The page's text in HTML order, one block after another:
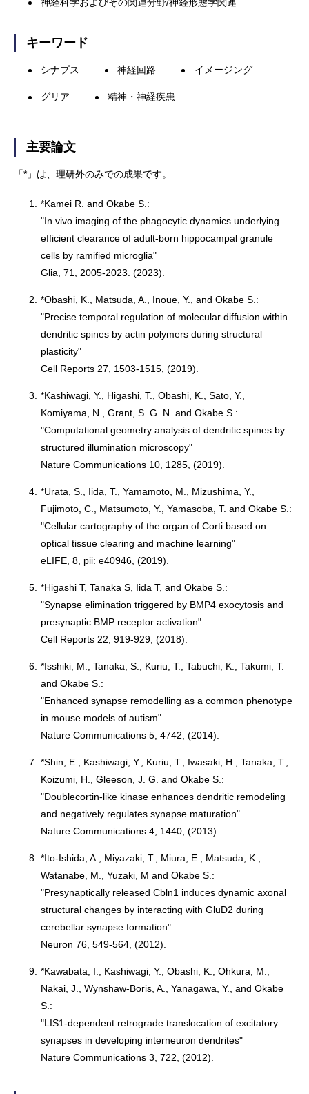
キーワード
シナプス 神経回路 イメージング
グリア 精神・神経疾患
主要論文
「*」は、理研外のみでの成果です。
1.
*Kamei R. and Okabe S.:
"In vivo imaging of the phagocytic dynamics underlying
efficient clearance of adult-born hippocampal granule
cells by ramified microglia"
Glia, 71, 2005-2023. (2023).
2.
*Obashi, K., Matsuda, A., Inoue, Y., and Okabe S.:
"Precise temporal regulation of molecular diffusion within
dendritic spines by actin polymers during structural
plasticity"
Cell Reports 27, 1503-1515, (2019).
3.
*Kashiwagi, Y., Higashi, T., Obashi, K., Sato, Y.,
Komiyama, N., Grant, S. G. N. and Okabe S.:
"Computational geometry analysis of dendritic spines by
structured illumination microscopy"
Nature Communications 10, 1285, (2019).
4. *Urata, S., Iida, T., Yamamoto, M., Mizushima, Y.,
Fujimoto, C., Matsumoto, Y., Yamasoba, T. and Okabe S.:
"Cellular cartography of the organ of Corti based on
optical tissue clearing and machine learning"
eLIFE, 8, pii: e40946, (2019).
5. *Higashi T, Tanaka S, Iida T, and Okabe S.:
"Synapse elimination triggered by BMP4 exocytosis and
presynaptic BMP receptor activation"
Cell Reports 22, 919-929, (2018).
6. *Isshiki, M., Tanaka, S., Kuriu, T., Tabuchi, K., Takumi, T.
and Okabe S.:
"Enhanced synapse remodelling as a common phenotype
in mouse models of autism"
Nature Communications 5, 4742, (2014).
7.
*Shin, E., Kashiwagi, Y., Kuriu, T., Iwasaki, H., Tanaka, T.,
Koizumi, H., Gleeson, J. G. and Okabe S.:
"Doublecortin-like kinase enhances dendritic remodeling
and negatively regulates synapse maturation"
Nature Communications 4, 1440, (2013)
8. *Ito-Ishida, A., Miyazaki, T., Miura, E., Matsuda, K.,
Watanabe, M., Yuzaki, M and Okabe S.:
"Presynaptically released Cbln1 induces dynamic axonal
structural changes by interacting with GluD2 during
cerebellar synapse formation"
Neuron 76, 549-564, (2012).
9. *Kawabata, I., Kashiwagi, Y., Obashi, K., Ohkura, M.,
Nakai, J., Wynshaw-Boris, A., Yanagawa, Y., and Okabe
S.:
"LIS1-dependent retrograde translocation of excitatory
synapses in developing interneuron dendrites"
Nature Communications 3, 722, (2012).